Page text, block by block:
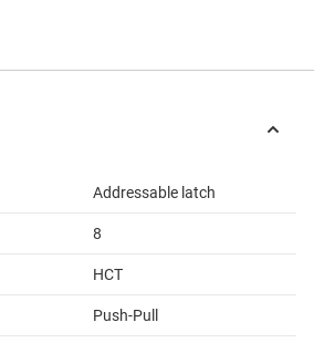
Addressable latch
8
HCT
Push-Pull